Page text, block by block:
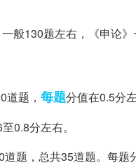
般130题左右，《申论》
题， 每题分值在0.5分左
0.8分左右。
题，总共35道题。每题